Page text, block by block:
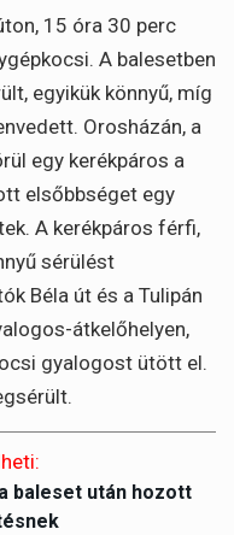
15 óra 30 perc
A balesetben
egyikük könnyű, míg
Orosházán, a
egy kerékpáros a
elsőbbséget egy
A kerékpáros férfi,
sérülést
Béla út és a Tulipán
átkelőhelyen,
gyalogost ütött el.
baleset után hozott